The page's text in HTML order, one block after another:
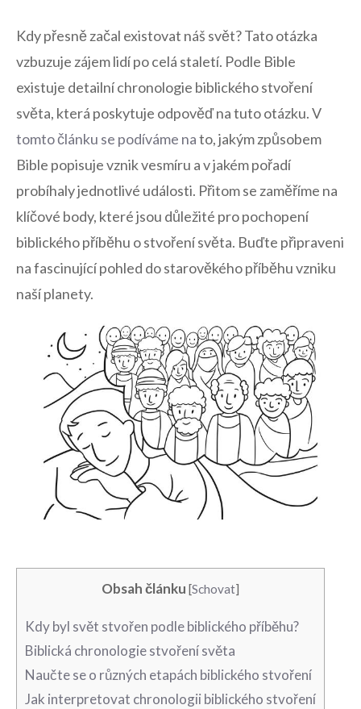
Kdy přesně začal existovat náš svět? Tato otázka
vzbuzuje zájem lidí po celá staletí. Podle Bible
existuje detailní chronologie biblického stvoření
světa, která poskytuje odpověď na tuto otázku. V
tomto článku se podíváme nato, jakým způsobem
Bible popisuje vznik vesmíru a v jakém pořadí
probíhaly jednotlivé události. Přitom se zaměříme na
klíčové body, které jsou důležité pro pochopení
biblického příběhu o stvoření světa. Buďte připraveni
na fascinující pohled do starověkého příběhu vzniku
naší planety.
Obsah článku [Schovat]
Kdy byl svět stvořen podle biblického příběhu?
Biblická chronologie stvoření světa
Naučte se o různých etapách biblického stvoření
Jak interpretovat chronologii biblického stvoření